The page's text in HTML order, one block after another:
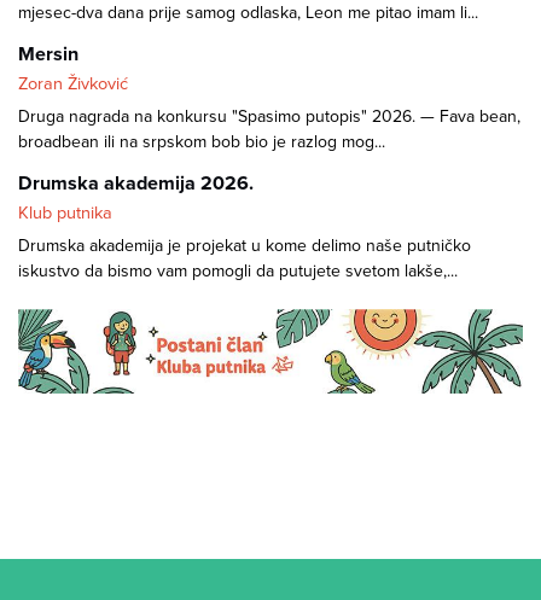
mjesec-dva dana prije samog odlaska, Leon me pitao imam li...
Mersin
Zoran Živković
Druga nagrada na konkursu "Spasimo putopis" 2026. — Fava bean,
broadbean ili na srpskom bob bio je razlog mog...
Drumska akademija 2026.
Klub putnika
Drumska akademija je projekat u kome delimo naše putničko
iskustvo da bismo vam pomogli da putujete svetom lakše,...